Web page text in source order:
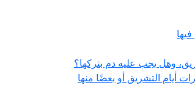
وهل يجب عليه دم بتركها؟
أيام التشريق أو بعضًا منها